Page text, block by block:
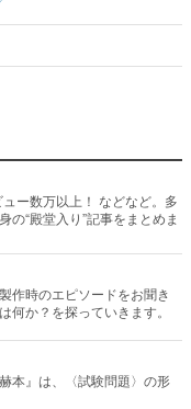
ー数万以上！ などなど。多
の“殿堂入り”記事をまとめま
作時のエピソードをお聞き
何か？を探っていきます。
本』は、〈試験問題〉の形